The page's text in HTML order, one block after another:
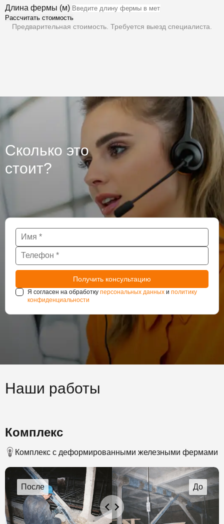
Длина фермы (м)
Рассчитать стоимость
Предварительная стоимость. Требуется выезд специалиста.
Сколько это
стоит?
Я согласен на обработку персональных данных и политику
конфиденциальности
Наши работы
Комплекс
Комплекс с деформированными железными фермами